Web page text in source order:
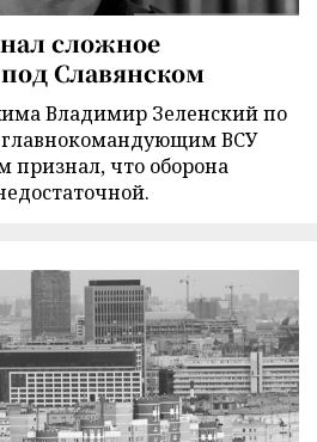
сложное
Славянском
Владимир Зеленский по
главнокомандующим ВСУ
что оборона